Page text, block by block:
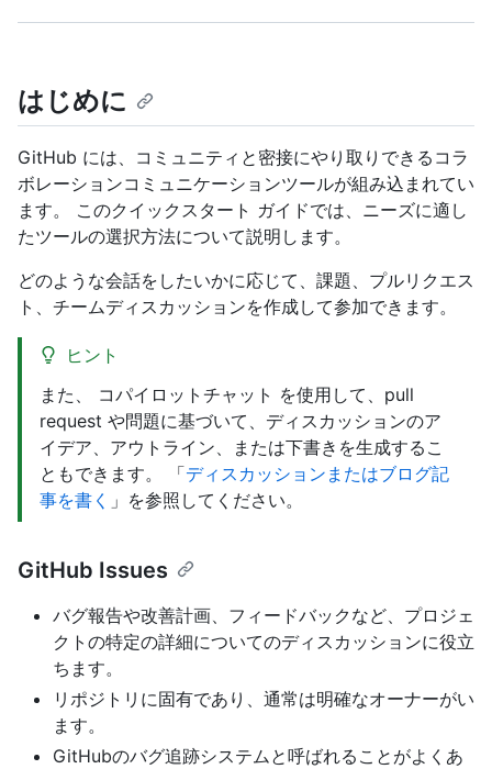
はじめに
GitHub には、コミュニティと密接にやり取りできるコラ
ボレーションコミュニケーションツールが組み込まれてい
ます。 このクイックスタート ガイドでは、ニーズに適し
たツールの選択方法について説明します。
どのような会話をしたいかに応じて、課題、プルリクエス
ト、チームディスカッションを作成して参加できます。
ヒント
また、 コパイロットチャット を使用して、pull
request や問題に基づいて、ディスカッションのア
イデア、アウトライン、または下書きを生成するこ
ともできます。 「ディスカッションまたはブログ記
事を書く 」を参照してください。
GitHub Issues
バグ報告や改善計画、フィードバックなど、プロジェ
クトの特定の詳細についてのディスカッションに役立
ちます。
リポジトリに固有であり、通常は明確なオーナーがい
ます。
GitHubのバグ追跡システムと呼ばれることがよくあ